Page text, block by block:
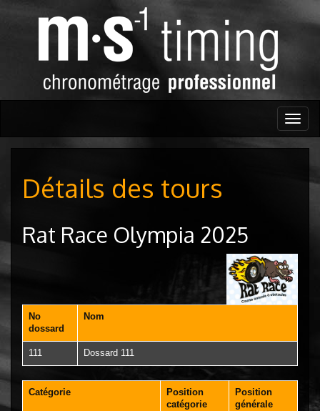
Détails des tours
Rat Race Olympia 2025
No
dossard
Nom
111 Dossard 111
Catégorie
Position
catégorie
Position
générale